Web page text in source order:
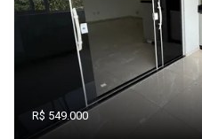
R$ 549.000